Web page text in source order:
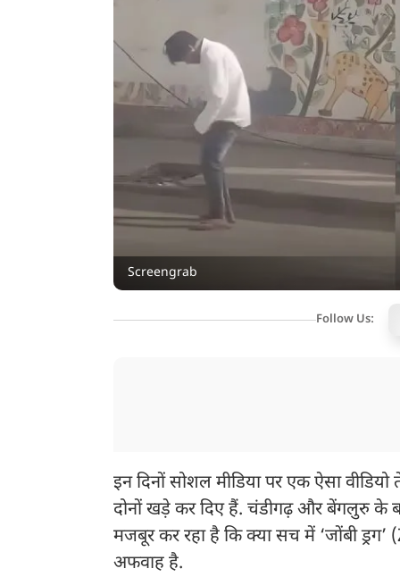
Screengrab
Follow Us:
इन दिनों सोशल मीडिया पर एक ऐसा
दोनों खड़े कर दिए हैं. चंडीगढ़ और बेंगलुरु के
मजबूर कर रहा है कि क्या सच में ‘जोंबी
अफवाह है.